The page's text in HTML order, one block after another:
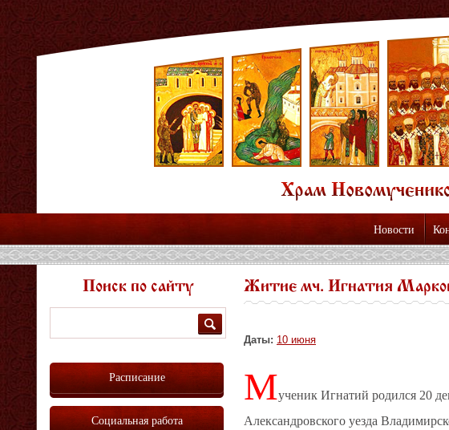
Новости
Житие мч. Игнатия
Даты: 10 июня
Мученик Игнатий родился 20
Александровского уезда
Поиск по сайту
Расписание
Социальная работа